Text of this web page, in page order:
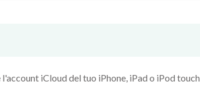
iCloud del tuo iPhone, iPad o iPod touch.